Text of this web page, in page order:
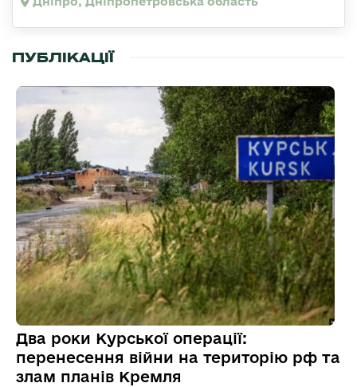
ПУБЛІКАЦІЇ
Два роки Курської операції:
перенесення війни на територію рф та
злам планів Кремля